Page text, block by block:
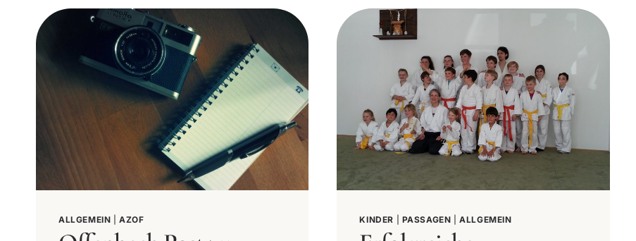
ALLGEMEIN |AZOF KINDER PASSAGEN |ALLGEMEIN